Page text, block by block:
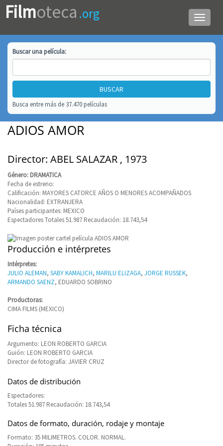
Menú
de
Filmoteca .org
Buscar unapelícula:
Busca entre más de 37.470 películas
ADIOS AMOR
Director: ABEL SALAZAR , 1973
Género: DRAMATICA
Fecha de estreno:
Calificación: MAYORES CATORCE AÑOS O MENORES ACOMPAÑADOS
Nacionalidad: EXTRANJERA
Países participantes: MEXICO
Espectadores Totales 51.987 Recaudación: 18.743,54
Producción e intérpretes
Intérpretes:
JULIO ALEMAN, SABY KAMALICH, MARILU ELIZAGA, JORGE RUSSEK,
ARMANDO SAENZ, EDUARDO SOBRINO
Productoras:
CIMA FILMS (MEXICO)
Ficha técnica
Argumento: LEON ROBERTO GARCIA
Guión: LEON ROBERTO GARCIA
Director de fotografía: JAVIER CRUZ
Datos de distribución
Espectadores:
Totales 51.987 Recaudación: 18.743,54
Datos de formato, duración, rodaje y montaje
Formato: 35 MILIMETROS. COLOR. NORMAL.